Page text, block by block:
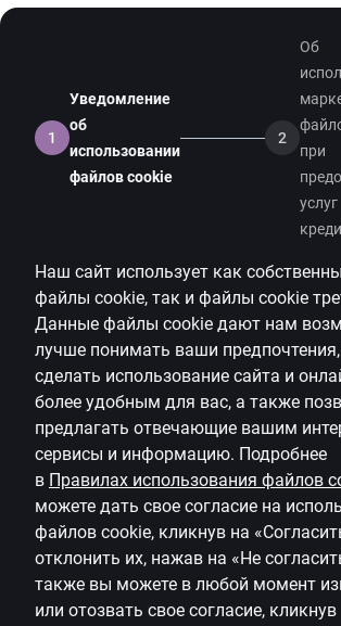
1
Уведомление
об
использовании
файлов cookie
2
Об
при
услуг
Наш сайт использует как
файлы cookie, так и файлы cookie
Данные файлы cookie дают нам
лучше понимать ваши
сделать использование сайта и
более удобным для вас, а также
предлагать отвечающие вашим
сервисы и информацию. Подробнее
в Правилах использования файлов
можете дать свое согласие на
файлов cookie, кликнув на
отклонить их, нажав на «Не
также вы можете в любой момент
или отозвать свое согласие, кликнув